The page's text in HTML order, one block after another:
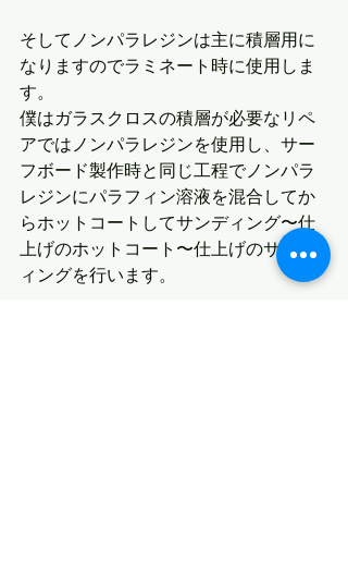
そしてノンパラレジンは主に積層用に
なりますのでラミネート時に使用しま
す。
僕はガラスクロスの積層が必要なリペ
アではノンパラレジンを使用し、サー
フボード製作時と同じ工程でノンパラ
レジンにパラフィン溶液を混合してか
らホットコートしてサンディング〜仕
上げのホットコート〜仕上げのサンデ
ィングを行います。